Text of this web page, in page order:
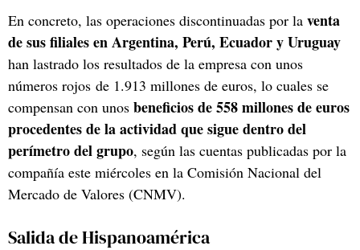
En concreto, las operaciones discontinuadas por la venta
de sus filiales en Argentina, Perú, Ecuador y Uruguay
han lastrado los resultados de la empresa con unos
números rojos de 1.913 millones de euros, lo cuales se
compensan con unos beneficios de 558 millones de euros
procedentes de la actividad que sigue dentro del
perímetro del grupo, según las cuentas publicadas por la
compañía este miércoles en la Comisión Nacional del
Mercado de Valores (CNMV).
Salida de Hispanoamérica